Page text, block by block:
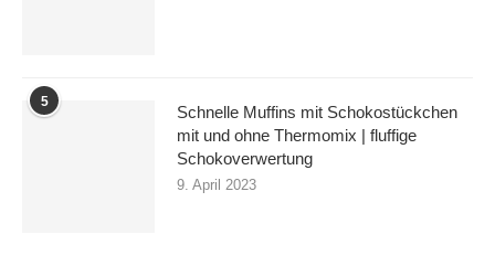
5
Schnelle Muffins mit Schokostückchen
mit und ohne Thermomix | fluffige
Schokoverwertung
9. April 2023